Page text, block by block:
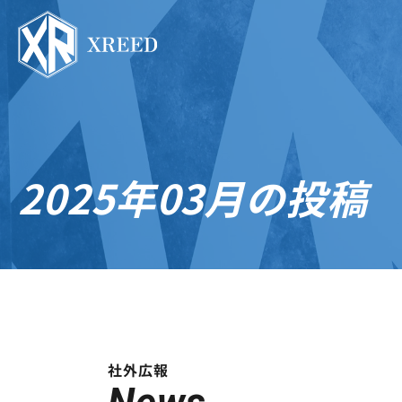
2025年03月の投稿
社外広報